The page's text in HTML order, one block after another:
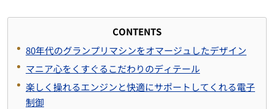
CONTENTS
80年代のグランプリマシンをオマージュしたデザイン
マニア心をくすぐるこだわりのディテール
楽しく操れるエンジンと快適にサポートしてくれる電子
制御